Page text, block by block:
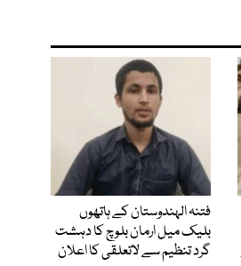
فتنہ الہندوستان کے ہاتھوں
بلیک میل ارمان بلوچ کا دہشت
گرد تنظیم سے لاتعلقی کا اعلان